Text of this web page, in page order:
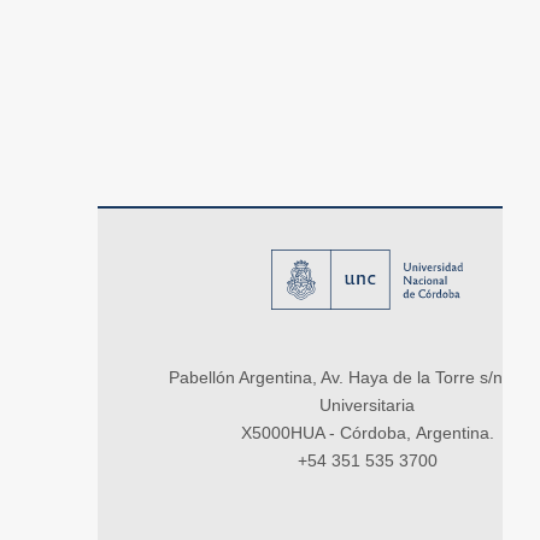
Pabellón Argentina, Av. Haya de la Torre s/n,
Universitaria
X5000HUA - Córdoba, Argentina.
+54 351 535 3700